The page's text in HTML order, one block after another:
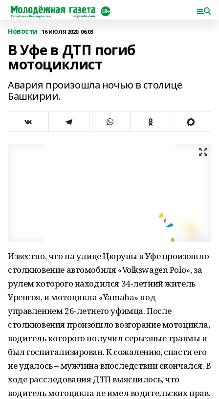
Новости 16 ИЮЛЯ 2020, 06:03
В Уфе в ДТП погиб
мотоциклист
Авария произошла ночью в столице
Башкирии.
Известно, что на улице Цюрупы в Уфе произошло
столкновение автомобиля «Volkswagen Polo», за
рулем которого находился 34-летний житель
Уренгоя, и мотоцикла «Yamaha» под
управлением 26-летнего уфимца. После
столкновения произошло возгорание мотоцикла,
водитель которого получил серьезные травмы и
был госпитализирован. К сожалению, спасти его
не удалось – мужчина впоследствии скончался. В
ходе расследования ДТП выяснилось, что
водитель мотоцикла не имел водительских прав.